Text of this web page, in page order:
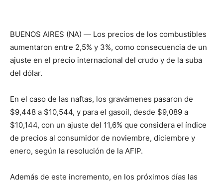
BUENOS AIRES (NA) — Los precios de los combustibles
aumentaron entre 2,5% y 3%, como consecuencia de un
ajuste en el precio internacional del crudo y de la suba
del dólar.
En el caso de las naftas, los gravámenes pasaron de
$9,448 a $10,544, y para el gasoil, desde $9,089 a
$10,144, con un ajuste del 11,6% que considera el índice
de precios al consumidor de noviembre, diciembre y
enero, según la resolución de la AFIP.
Además de este incremento, en los próximos días las